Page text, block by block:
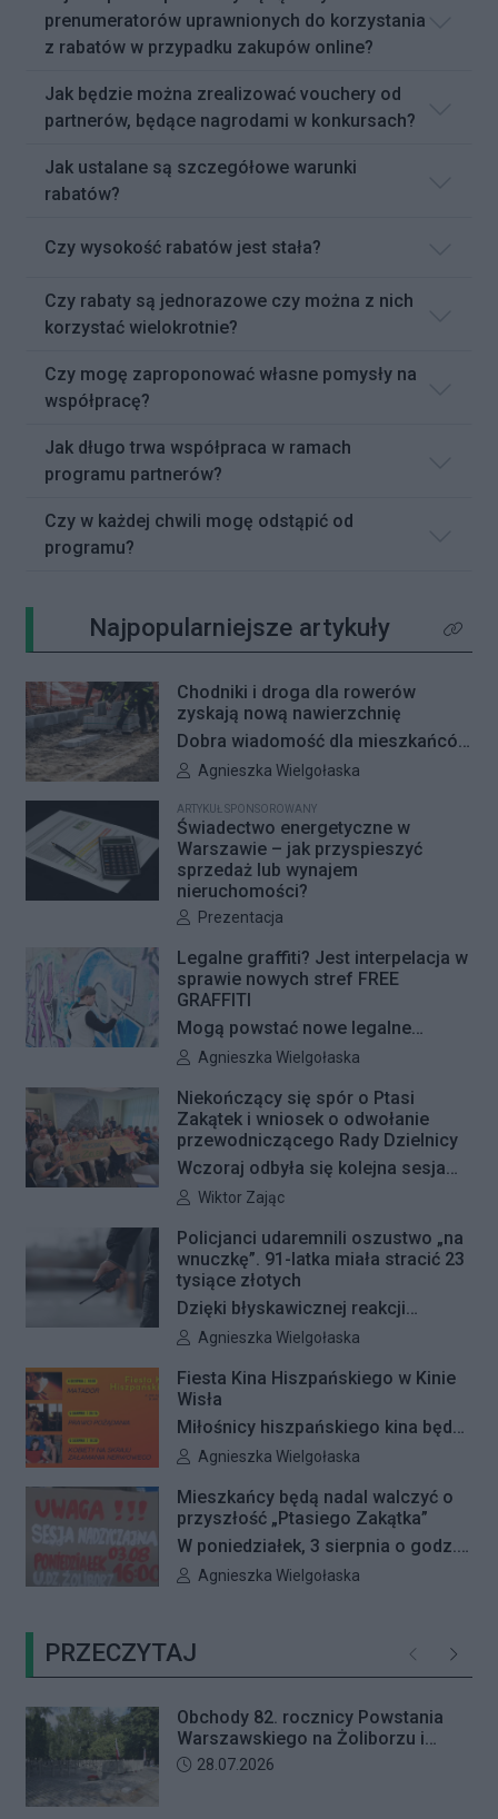
prenumeratorów uprawnionych do korzystania
z rabatów w przypadku zakupów online?
Jak będzie można zrealizować vouchery od
partnerów, będące nagrodami w konkursach?
Jak ustalane są szczegółowe warunki
rabatów?
Czy wysokość rabatów jest stała?
Czy rabaty są jednorazowe czy można z nich
korzystać wielokrotnie?
Czy mogę zaproponować własne pomysły na
współpracę?
Jak długo trwa współpraca w ramach
programu partnerów?
Czy w każdej chwili mogę odstąpić od
programu?
Najpopularniejsze artykuły Kliknij
Chodniki i droga dla rowerów
zyskają nową nawierzchnię
Dobra wiadomość dla mieszkańców
Woli i Żoliborza. Zarząd Dróg
remonty infrastruktury dla pieszych
i rowerzystów. Oferty w
przetargach zostały już otwarte, a
jeśli wszystko przebiegnie zgodnie
z planem, nowe nawierzchnie
pojawią się jeszcze w tym roku.
Autor artykułu:
Agnieszka Wielgołaska
ARTYKUŁ SPONSOROWANY
Świadectwo energetyczne w
Warszawie – jak przyspieszyć
sprzedaż lub wynajem
nieruchomości?
Autor artykułu:
Prezentacja
Legalne graffiti? Jest interpelacja w
sprawie nowych stref FREE
GRAFFITI
Mogą powstać nowe legalne
miejsca do wykonywania graffiti.
interpelację, w której proponuje
wyznaczenie kolejnych stref FREE
GRAFFITI we współpracy z
Zarządem Dróg Miejskich.
Autor artykułu:
Agnieszka Wielgołaska
Niekończący się spór o Ptasi
Zakątek i wniosek o odwołanie
przewodniczącego Rady Dzielnicy
Wczoraj odbyła się kolejna sesja
poświęcona procedowaniu
Rady Dzielnicy Żoliborz w sprawie
zaniechania budowy zespołu
przedszkolno-żłobkowego przy ul.
Ficowskiego. Po blisko pięciu
przerwane. Ich kontynuację
zaplanowano na koniec sierpnia
Autor artykułu:
Wiktor Zając
Policjanci udaremnili oszustwo „na
wnuczkę”. 91-latka miała stracić 23
tysiące złotych
Dzięki błyskawicznej reakcji
kryminalnych 91-letnia mieszkanka
oszustów działających metodą „na
wnuczkę”. Policjanci zatrzymali 32-
letniego mężczyznę w chwili, gdy
przyszedł odebrać przygotowane
przez seniorkę 23 tysiące złotych.
Mężczyzna usłyszał zarzut
usiłowania oszustwa i decyzją sądu
trafił na trzy miesiące do aresztu.
Autor artykułu:
Agnieszka Wielgołaska
Fiesta Kina Hiszpańskiego w Kinie
Wisła
Miłośnicy hiszpańskiego kina będą
mieli wyjątkową okazję, by
kultowe filmy Pedra Almodóvara. Od
4 do 6 sierpnia Kino Wisła zaprasza
na Fiestę Kina Hiszpańskiego.
Autor artykułu:
Agnieszka Wielgołaska
Mieszkańcy będą nadal walczyć o
przyszłość „Ptasiego Zakątka”
W poniedziałek, 3 sierpnia o godz.
16:00 odbędzie się nadzwyczajna
obywatelskiej inicjatywy
uchwałodawczej dotyczącej
zaniechania budowy przy ul.
Ficowskiego.
Autor artykułu:
Agnieszka Wielgołaska
PRZECZYTAJ Poprzednie
Obchody 82. rocznicy Powstania
Warszawskiego na Żoliborzu i
Bielanach
Data dodania artykułu:
28.07.2026